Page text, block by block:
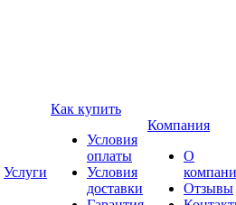
Услуги
Как купить
Условия
оплаты
Условия
доставки
Компания
О
Отзывы